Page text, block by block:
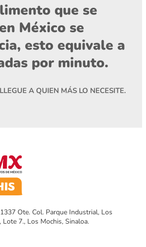
que se
México se
esto equivale a
por minuto.
A QUIEN MÁS LO NECESITE.
Ote. Col. Parque Industrial, Los
Lote 7., Los Mochis, Sinaloa.